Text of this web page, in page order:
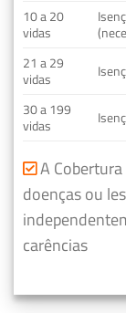
10 a 20
vidas
21 a 29
vidas
30 a 199
vidas
A
doenças ou
carências